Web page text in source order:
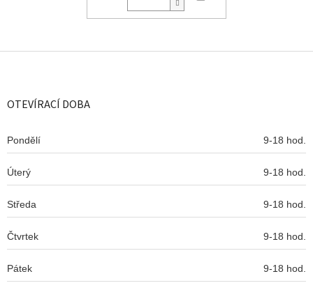
Z
OTEVÍRACÍ DOBA
Pondělí 9-18 hod.
Úterý 9-18 hod.
Středa 9-18 hod.
Čtvrtek 9-18 hod.
Pátek 9-18 hod.